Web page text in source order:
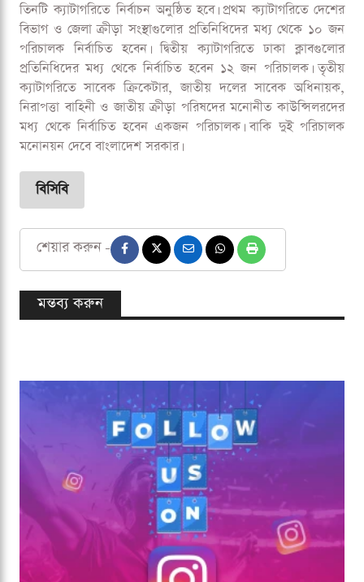
তিনটি ক্যাটাগরিতে নির্বাচন অনুষ্ঠিত হবে। প্রথম ক্যাটাগরিতে দেশের
বিভাগ ও জেলা ক্রীড়া সংস্থাগুলোর প্রতিনিধিদের মধ্য থেকে ১০ জন
পরিচালক নির্বাচিত হবেন। দ্বিতীয় ক্যাটাগরিতে ঢাকা ক্লাবগুলোর
প্রতিনিধিদের মধ্য থেকে নির্বাচিত হবেন ১২ জন পরিচালক। তৃতীয়
ক্যাটাগরিতে সাবেক ক্রিকেটার, জাতীয় দলের সাবেক অধিনায়ক,
নিরাপত্তা বাহিনী ও জাতীয় ক্রীড়া পরিষদের মনোনীত কাউন্সিলরদের
মধ্য থেকে নির্বাচিত হবেন একজন পরিচালক। বাকি দুই পরিচালক
মনোনয়ন দেবে বাংলাদেশ সরকার।
বিসিবি
শেয়ার করুন -
মন্তব্য করুন